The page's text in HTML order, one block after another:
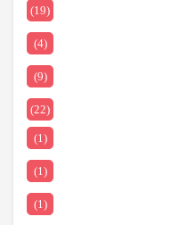
(19)
(4)
(9)
(22)
(1)
(1)
(1)